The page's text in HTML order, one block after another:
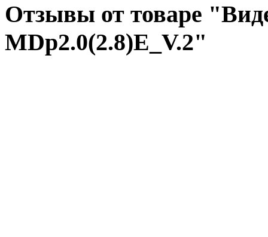
Отзывы от товаре
MDp2.0(2.8)E_V.2"